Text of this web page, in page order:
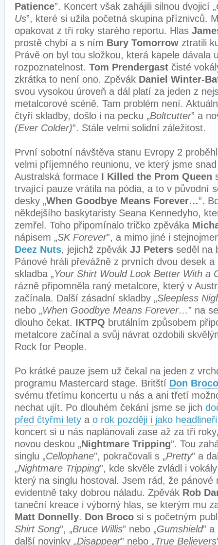
Patience”. Koncert však zahájili silnou dvojicí „
Us”, které si užila početná skupina příznivců.
opakovat z tři roky starého reportu. Hlas
prostě chybí a s ním Bury Tomorrow ztratili
Právě on byl tou složkou, která kapele dávala
rozpoznatelnost. Tom Prendergast čisté
zkrátka to není ono. Zpěvák Daniel Winter-
svou vysokou úroveň a dál platí za jeden z
metalcorové scéně. Tam problém není.
čtyři skladby, došlo i na pecku „Boltcutter” a
(Ever Colder)”. Stále velmi solidní záležitost.
První sobotní návštěva stanu Evropy 2
velmi příjemného reunionu, ve který jsme
Australská formace I Killed the Prom Queen
trvající pauze vrátila na pódia, a to v původní
desky „When Goodbye Means Forever…”.
někdejšího baskytaristy Seana Kennedyho,
zemřel. Toho připomínalo tričko zpěváka
nápisem „SK Forever”, a mimo jiné i
Deez Nuts, jejichž zpěvák JJ Peters seděl na
Pánové hráli převážně z prvních dvou desek
skladba „Your Shirt Would Look Better With a
rázně připomněla raný metalcore, který v
začínala. Další zásadní skladby „Sleepless
nebo „When Goodbye Means Forever…” na
dlouho čekat. IKTPQ brutálním způsobem
metalcore začínal a svůj návrat ozdobili
Rock for People.
Po krátké pauze jsem už čekal na jeden z
programu Mastercard stage. Britští Don
svému třetímu koncertu u nás a ani třetí
nechat ujít. Po dlouhém čekání jsme se jich
před čtyřmi lety a o rok později i jako
koncert si u nás naplánovali zase až za tři
novou deskou „Nightmare Tripping”. Tou
singlu „Cellophane”, pokračovali s „Pretty” a
„Nightmare Tripping”, kde skvěle zvládl i
který na singlu hostoval. Jsem rád, že pánové
evidentně taky dobrou náladu. Zpěvák Rob
taneční kreace i výborný hlas, se kterým mu
Matt Donnelly. Don Broco si s početným
Shirt Song”, „Bruce Willis” nebo „Gumshield”
další novinky „Disappear” nebo „True Believers